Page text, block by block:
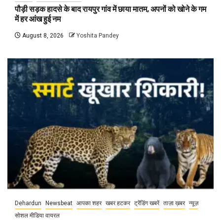
पौड़ी सड़क हादसे के बाद रायपुर गांव में छाया मातम, अपनों को खोने के गम
में हर आंख हुई नम
August 8, 2026 Yoshita Pandey
Dehardun Newsbeat आपका शहर खबर हटकर ट्रेंडिंग खबरें ताज़ा ख़बर न्यूज़
सोशल मीडिया वायरल